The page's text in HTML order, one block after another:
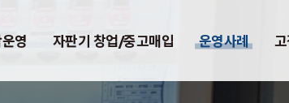
영 자판기 창업/중고매입 운영사례 고